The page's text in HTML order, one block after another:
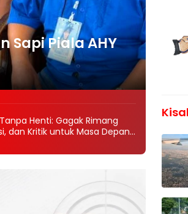
Sapi Piala AHY
Henti: Gagak Rimang
dan Kritik untuk Masa Depan